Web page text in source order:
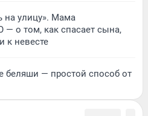
на улицу». Мама
— о том, как спасает сына,
к невесте
беляши — простой способ от